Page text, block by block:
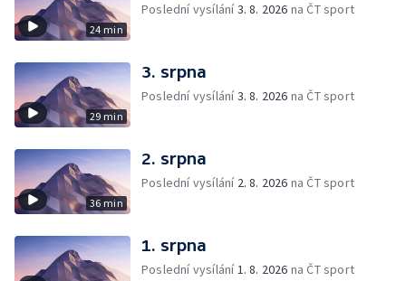
24 min
Poslední vysílání3. 8. 2026 na ČT sport
29 min
3. srpna
Poslední vysílání3. 8. 2026 na ČT sport
36 min
2. srpna
Poslední vysílání 2. 8. 2026 na ČT sport
1. srpna
Poslední vysílání1. 8. 2026 na ČT sport